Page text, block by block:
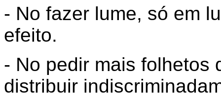
- No fazer lume, só em
efeito.
- No pedir mais folhetos
distribuir